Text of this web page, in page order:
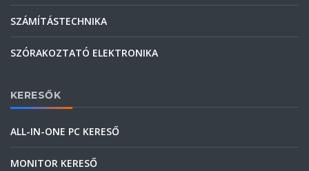
SZÁMÍTÁSTECHNIKA
SZÓRAKOZTATÓ ELEKTRONIKA
KERESŐK
ALL-IN-ONE PC KERESŐ
MONITOR KERESŐ